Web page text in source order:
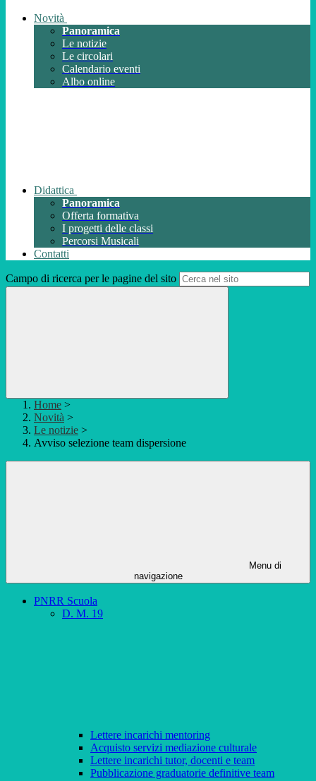
Novità
Panoramica
Le notizie
Le circolari
Calendario eventi
Albo online
Didattica
Panoramica
Offerta formativa
I progetti delle classi
Percorsi Musicali
Contatti
Campo di ricerca per le pagine del sito
Home >
Novità >
Le notizie >
Avviso selezione team dispersione
Menu di
navigazione
PNRR Scuola
D. M. 19
Lettere incarichi mentoring
Acquisto servizi mediazione culturale
Lettere incarichi tutor, docenti e team
Pubblicazione graduatorie definitive team